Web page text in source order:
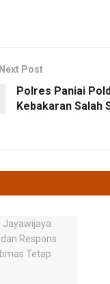
Next Post
Polres Paniai
Kebakaran Salah